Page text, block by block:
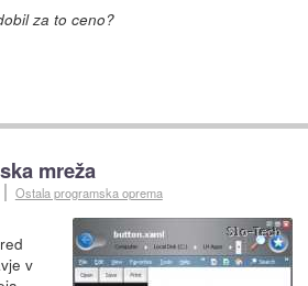
za to ceno?
mreža
Ostala programska oprema
v